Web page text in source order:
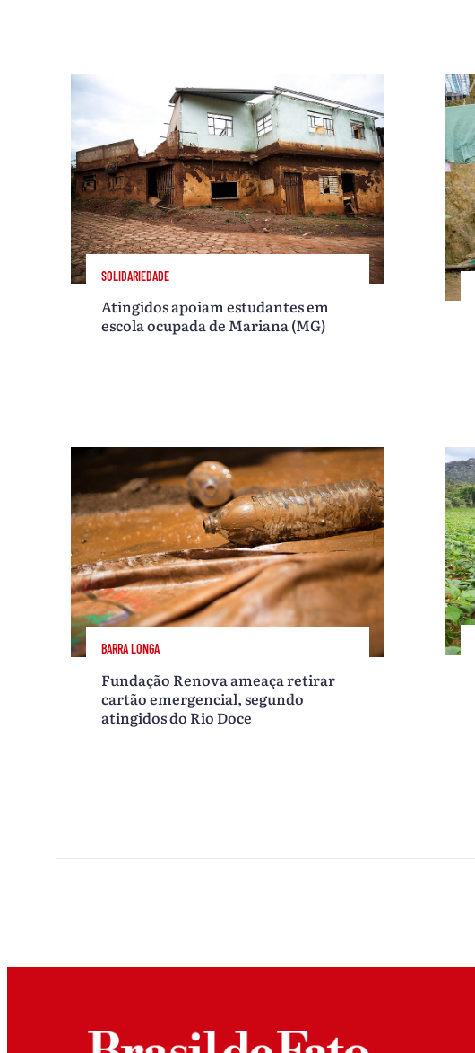
SOLIDARIEDADE
Atingidos apoiam estudantes em
escola ocupada de Mariana (MG)
BARRA LONGA
Fundação Renova ameaça retirar
cartão emergencial, segundo
atingidos do Rio Doce